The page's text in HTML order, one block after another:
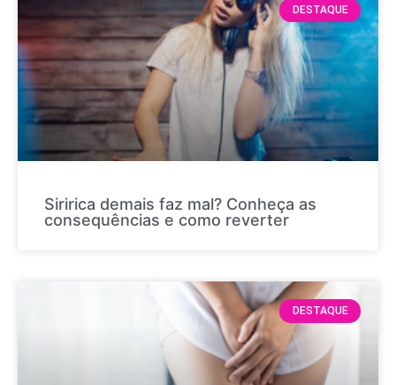
DESTAQUE
Siririca demais faz mal? Conheça as
consequências e como reverter
DESTAQUE